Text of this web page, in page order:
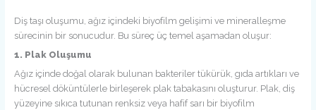
Diş taşı oluşumu, ağız içindeki biyofilm gelişimi ve mineralleşme
sürecinin bir sonucudur. Bu süreç üç temel aşamadan oluşur:
1. Plak Oluşumu
Ağız içinde doğal olarak bulunan bakteriler tükürük, gıda artıkları ve
hücresel döküntülerle birleşerek plak tabakasını oluşturur. Plak, diş
yüzeyine sıkıca tutunan renksiz veya hafif sarı bir biyofilm